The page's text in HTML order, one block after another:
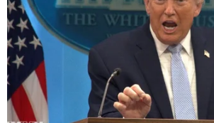
Đảng Cộng hòa đề xuất dự luật trao
thêm thẩm quyền thuế quan cho ông
Trump
07/08/2026 00:33